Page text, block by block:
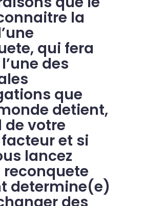
la
qui fera
des
que
detient,
de votre
et si
lancez
determine(e)